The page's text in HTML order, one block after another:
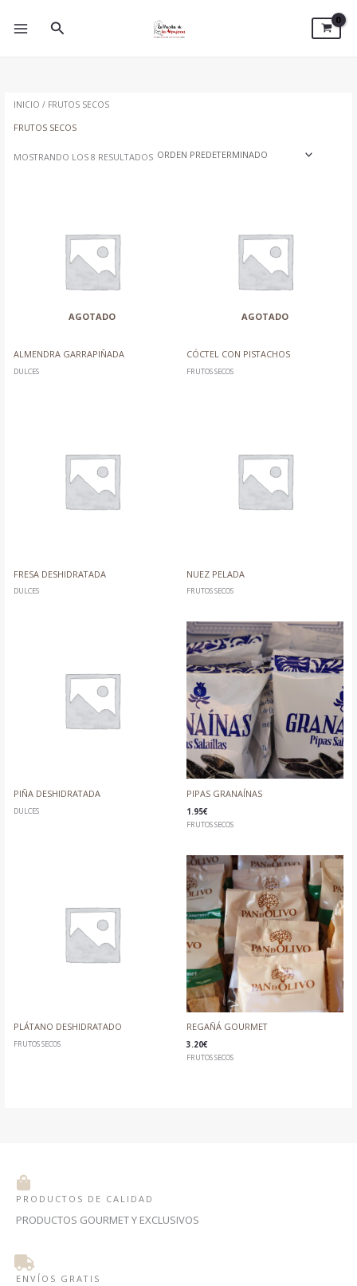
BUSCAR
INICIO / FRUTOS SECOS
FRUTOS SECOS
MOSTRANDO LOS 8 RESULTADOS
AGOTADO
ALMENDRA GARRAPIÑADA
DULCES
AGOTADO
CÓCTEL CON PISTACHOS
FRUTOS SECOS
FRESA DESHIDRATADA
DULCES
NUEZ PELADA
FRUTOS SECOS
PIÑA DESHIDRATADA
DULCES
PIPAS GRANAÍNAS
1.95€
FRUTOS SECOS
PLÁTANO DESHIDRATADO
FRUTOS SECOS
REGAÑÁ GOURMET
3.20€
FRUTOS SECOS
PRODUCTOS DE CALIDAD
PRODUCTOS GOURMET Y EXCLUSIVOS
ENVÍOS GRATIS